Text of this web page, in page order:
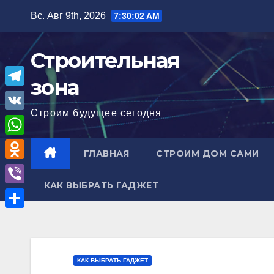
содержимому
Вс. Авг 9th, 2026 7:30:03 AM
Строительная
зона
Строим будущее сегодня
ГЛАВНАЯ СТРОИМ ДОМ САМИ
КАК ВЫБРАТЬ ГАДЖЕТ
КАК ВЫБРАТЬ ГАДЖЕТ
T
e
l
e
g
r
V
K
W
h
a
O
d
n
V